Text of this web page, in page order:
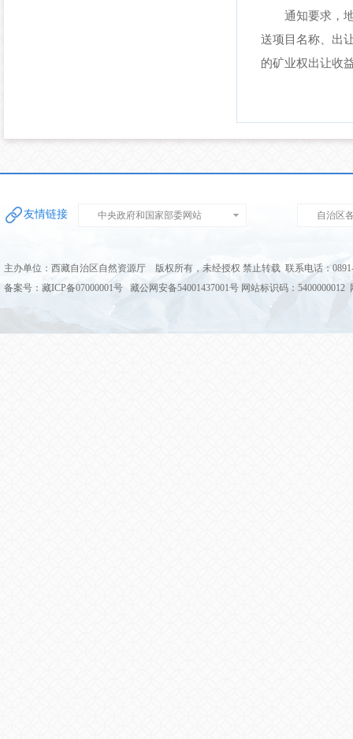
通知要求，地
送项目名称、出
的矿业权出让收
友情链接 中央政府和国家部委网站 自治区
主办单位：西藏自治区自然资源厅 版权所有，未经授权 禁止转载 联系电话：
备案号：藏ICP备07000001号 藏公网安备54001437001号 网站标识码：5400000012